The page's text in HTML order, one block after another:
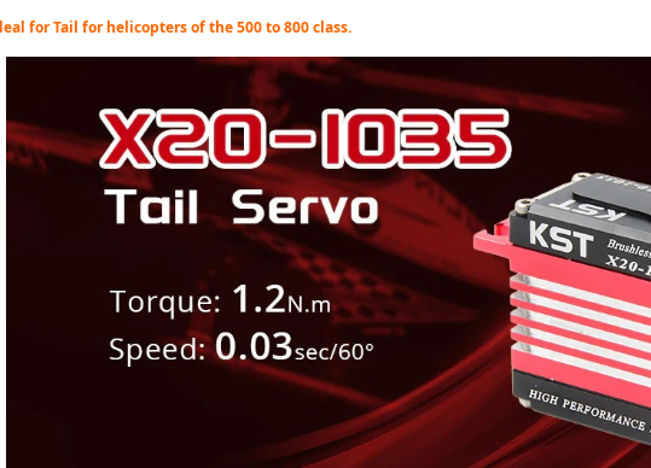
for Tail for helicopters of the 500 to 800 class.